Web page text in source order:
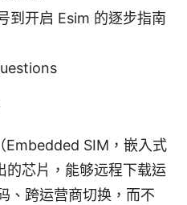
到开启 Esim 的逐步指南
Embedded SIM，嵌入式
的芯片，能够远程下载运
、跨运营商切换，而不